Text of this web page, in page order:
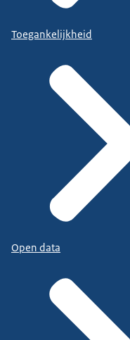
Toegankelijkheid
Open data